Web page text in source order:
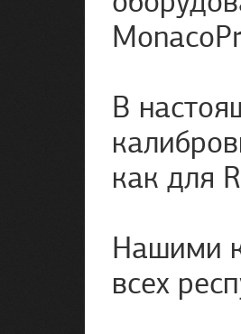
В
как для
Нашими
всех